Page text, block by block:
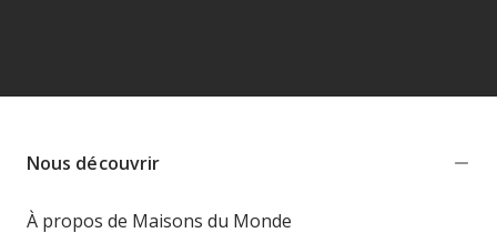
Nous découvrir
À propos de Maisons du Monde